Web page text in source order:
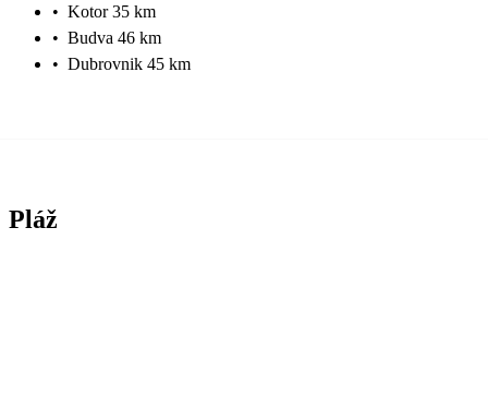
• Kotor 35 km
• Budva 46 km
• Dubrovnik 45 km
Pláž